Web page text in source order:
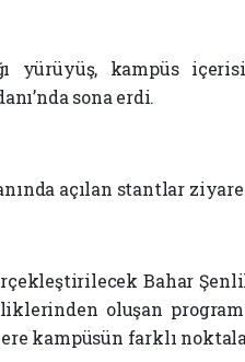
yürüyüş, kampüs
sona erdi.
açılan stantlar
Bahar
oluşan
kampüsün farklı